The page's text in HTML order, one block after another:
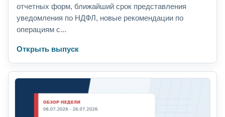
отчетных форм, ближайший срок представления
уведомления по НДФЛ, новые рекомендации по
операциям с...
Открыть выпуск